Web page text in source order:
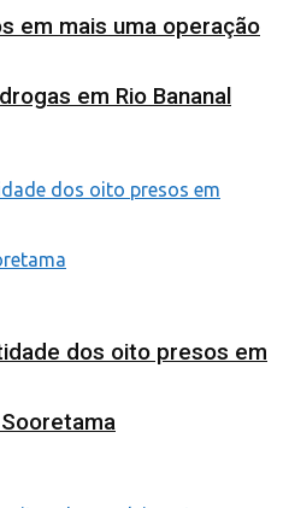
em mais uma operação
em Rio Bananal
dos oito presos em